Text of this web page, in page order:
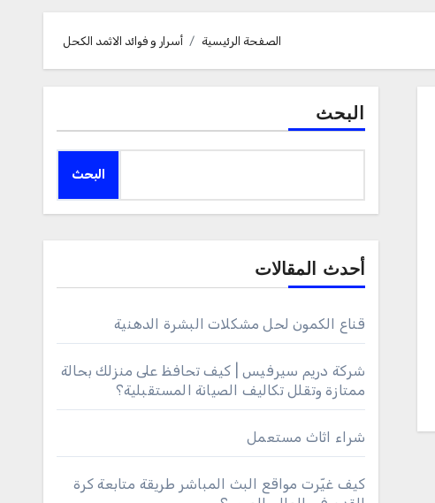
الصفحة الرئيسية أسرار و فوائد الاثمد الكحل
البحث
البحث
أحدث المقالات
قناع الكمون لحل مشكلات البشرة الدهنية
شركة دريم سيرفيس | كيف تحافظ على منزلك بحالة
ممتازة وتقلل تكاليف الصيانة المستقبلية؟
شراء اثاث مستعمل
كيف غيّرت مواقع البث المباشر طريقة متابعة كرة